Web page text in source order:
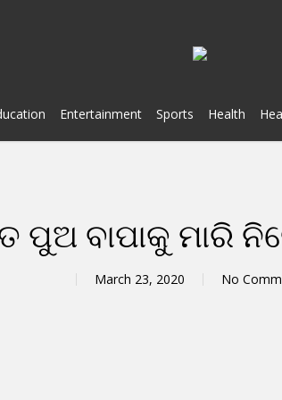
Entertainment Sports Health
ପୁଅ ବାପାକୁ ମାରି
March 23, 2020 No